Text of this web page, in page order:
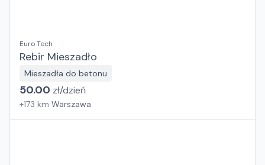
Euro Tech
Rebir Mieszadło
Mieszadła do betonu
50.00 zł/dzień
+173 km Warszawa